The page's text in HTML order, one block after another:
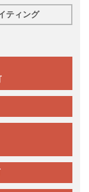
ティング